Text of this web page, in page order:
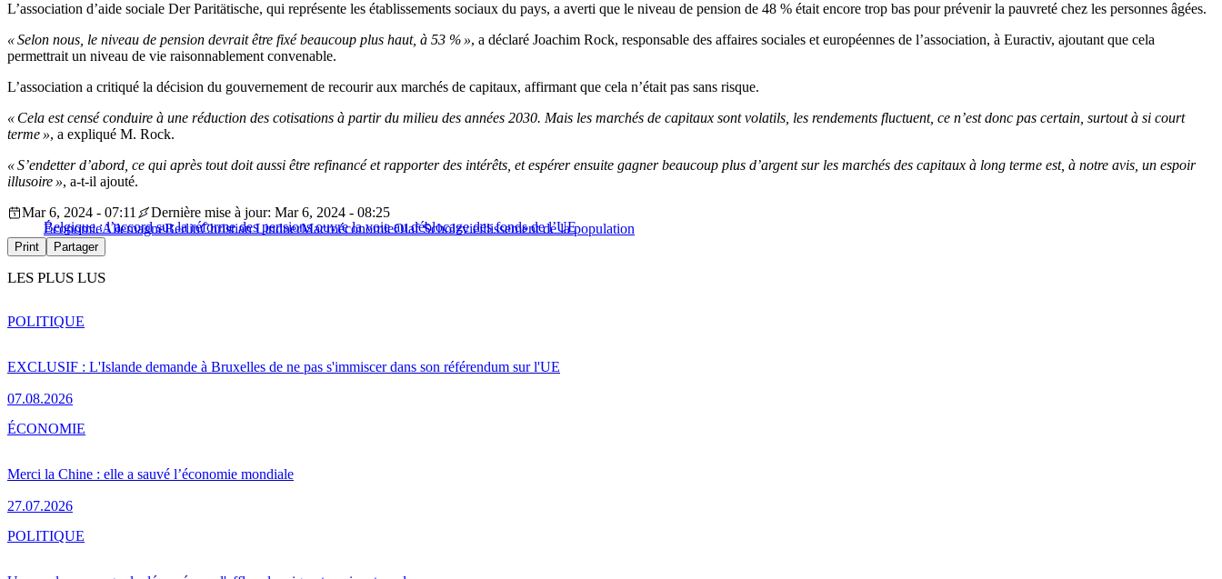
L’association d’aide sociale Der Paritätische, qui représente les établissements sociaux du pays, a averti que le niveau de pension de 48 % était encore trop bas pour prévenir la pauvreté chez les personnes âgées.
« Selon nous, le niveau de pension devrait être fixé beaucoup plus haut, à 53 % », a déclaré Joachim Rock, responsable des affaires sociales et européennes de l’association, à Euractiv, ajoutant que cela
permettrait un niveau de vie raisonnablement convenable.
L’association a critiqué la décision du gouvernement de recourir aux marchés de capitaux, affirmant que cela n’était pas sans risque.
« Cela est censé conduire à une réduction des cotisations à partir du milieu des années 2030. Mais les marchés de capitaux sont volatils, les rendements fluctuent, ce n’est donc pas certain, surtout à si court
terme », a expliqué M. Rock.
« S’endetter d’abord, ce qui après tout doit aussi être refinancé et rapporter des intérêts, et espérer ensuite gagner beaucoup plus d’argent sur les marchés des capitaux à long terme est, à notre avis, un espoir
illusoire », a-t-il ajouté.
Belgique : l’accord sur la réforme des pensions ouvre la voie au déblocage des fonds de l’UE
Mar 6, 2024 - 07:11
Dernière mise à jour: Mar 6, 2024 - 08:25
ÉconomieAllemagneBerlinChristian LindnerMacroéconomieOlaf Scholzvieillissement de la population
Print Partager
LES PLUS LUS
EXCLUSIF : L'Islande demande à Bruxelles de ne pas s'immiscer dans son référendum sur l'UE
07.08.2026
POLITIQUE
Merci la Chine : elle a sauvé l’économie mondiale
27.07.2026
ÉCONOMIE
POLITIQUE